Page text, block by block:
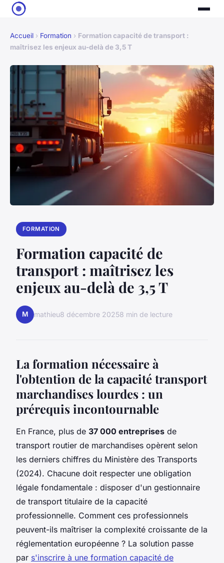
Accueil › Formation › Formation capacité de transport :
maîtrisez les enjeux au-delà de 3,5 T
FORMATION
Formation capacité de
transport : maîtrisez les
enjeux au-delà de 3,5 T
M mathieu8 décembre 20258 min de lecture
La formation nécessaire à
l'obtention de la capacité transport
marchandises lourdes : un
prérequis incontournable
En France, plus de 37 000 entreprises de
transport routier de marchandises opèrent selon
les derniers chiffres du Ministère des Transports
(2024). Chacune doit respecter une obligation
légale fondamentale : disposer d'un gestionnaire
de transport titulaire de la capacité
professionnelle. Comment ces professionnels
peuvent-ils maîtriser la complexité croissante de la
réglementation européenne ? La solution passe
par s'inscrire à une formation capacité de